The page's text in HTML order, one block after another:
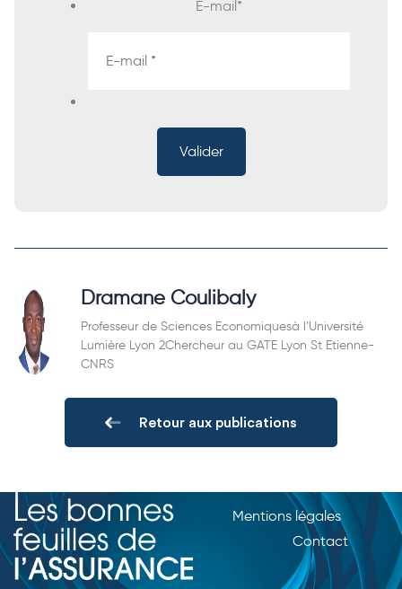
E-mail*
Dramane Coulibaly
Professeur de Sciences Economiquesà l’Université
Lumière Lyon 2Chercheur au GATE Lyon St Etienne-
CNRS
Retour aux publications
Mentions légales
Contact